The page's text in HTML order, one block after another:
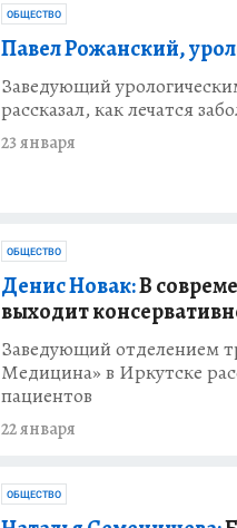
ОБЩЕСТВО
Павел Рожанский,
Заведующий
рассказал, как лечатся
23 января
ОБЩЕСТВО
Денис Новак:В
выходит
Заведующий отделением
Медицина» в Иркутске
пациентов
22 января
ОБЩЕСТВО